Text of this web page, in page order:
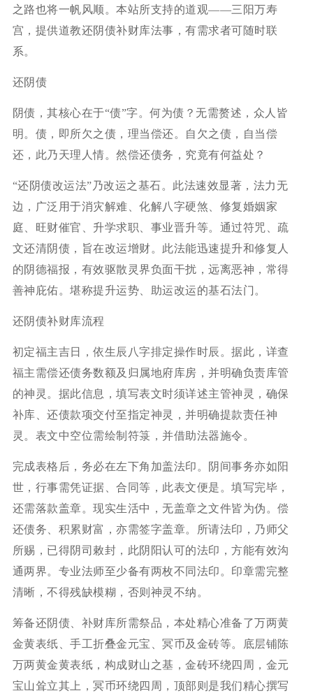
之路也将一帆风顺。本站所支持的道观——三阳万寿
宫，提供道教还阴债补财库法事，有需求者可随时联
系。
还阴债
阴债，其核心在于“债”字。何为债？无需赘述，众人皆
明。债，即所欠之债，理当偿还。自欠之债，自当偿
还，此乃天理人情。然偿还债务，究竟有何益处？
“还阴债改运法”乃改运之基石。此法速效显著，法力无
边，广泛用于消灾解难、化解八字硬煞、修复婚姻家
庭、旺财催官、升学求职、事业晋升等。通过符咒、疏
文还清阴债，旨在改运增财。此法能迅速提升和修复人
的阴德福报，有效驱散灵界负面干扰，远离恶神，常得
善神庇佑。堪称提升运势、助运改运的基石法门。
还阴债补财库流程
初定福主吉日，依生辰八字排定操作时辰。据此，详查
福主需偿还债务数额及归属地府库房，并明确负责库管
的神灵。据此信息，填写表文时须详述主管神灵，确保
补库、还债款项交付至指定神灵，并明确提款责任神
灵。表文中空位需绘制符箓，并借助法器施令。
完成表格后，务必在左下角加盖法印。阴间事务亦如阳
世，行事需凭证据、合同等，此表文便是。填写完毕，
还需落款盖章。现实生活中，无盖章之文件皆为伪。偿
还债务、积累财富，亦需签字盖章。所请法印，乃师父
所赐，已得阴司敕封，此阴阳认可的法印，方能有效沟
通两界。专业法师至少备有两枚不同法印。印章需完整
清晰，不得残缺模糊，否则神灵不纳。
筹备还阴债、补财库所需祭品，本处精心准备了万两黄
金黄表纸、手工折叠金元宝、冥币及金砖等。底层铺陈
万两黄金黄表纸，构成财山之基，金砖环绕四周，金元
宝山耸立其上，冥币环绕四周，顶部则是我们精心撰写